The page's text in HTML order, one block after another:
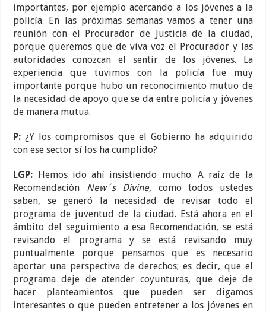
importantes, por ejemplo acercando a los jóvenes a la
policía. En las próximas semanas vamos a tener una
reunión con el Procurador de Justicia de la ciudad,
porque queremos que de viva voz el Procurador y las
autoridades conozcan el sentir de los jóvenes. La
experiencia que tuvimos con la policía fue muy
importante porque hubo un reconocimiento mutuo de
la necesidad de apoyo que se da entre policía y jóvenes
de manera mutua.
P:¿Y los compromisos que el Gobierno ha adquirido
con ese sector sí los ha cumplido?
LGP: Hemos ido ahí insistiendo mucho. A raíz de la
Recomendación New´s Divine, como todos ustedes
saben, se generó la necesidad de revisar todo el
programa de juventud de la ciudad. Está ahora en el
ámbito del seguimiento a esa Recomendación, se está
revisando el programa y se está revisando muy
puntualmente porque pensamos que es necesario
aportar una perspectiva de derechos; es decir, que el
programa deje de atender coyunturas, que deje de
hacer planteamientos que pueden ser digamos
interesantes o que pueden entretener a los jóvenes en